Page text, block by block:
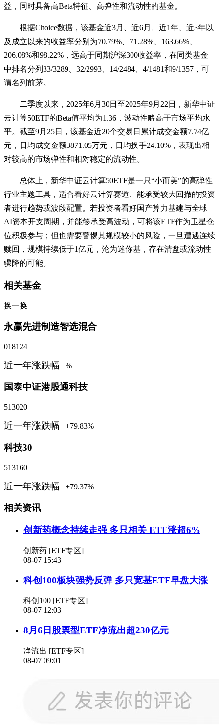
益，同时具备高Beta特征、高弹性和流动性的基金。
根据Choice数据，该基金近3月、近6月、近1年、近3年以
及成立以来的收益率分别为70.79%、71.28%、163.66%、
206.08%和98.22%，远高于同期沪深300收益率，在同类基金
中排名分列33/3289、32/2993、14/2484、4/1481和9/1357，可
谓名列前茅。
二季度以来，2025年6月30日至2025年9月22日，新华中证
云计算50ETF的Beta值平均为1.36，波动性略高于市场平均水
平。截至9月25日，该基金近20个交易日累计成交金额7.74亿
元，日均成交金额3871.05万元，日均换手24.10%，表现出相
对较高的市场弹性和相对稳定的流动性。
总体上，新华中证云计算50ETF是一只“小而美”的高弹性
行业主题工具，适合看好云计算赛道、能承受较大回撤的投资
者进行趋势或波段配置。若投资者看好国产算力基建与全球
AI资本开支周期，并能够承受高波动，可将该ETF作为卫星仓
位积极参与；但也需要警惕其规模较小的风险，一旦遭遇连续
赎回，规模持续低于1亿元，沦为迷你基，存在清盘或流动性
骤降的可能。
相关基金
换一换
永赢先进制造智选混合
018124
近一年涨跌幅 %
国泰中证港股通科技
513020
近一年涨跌幅 +79.83%
科技30
513160
近一年涨跌幅 +79.37%
相关资讯
创新药概念持续走强 多只相关 ETF涨超6%
创新药 [ETF专区]
08-07 15:43
科创100板块强势反弹 多只宽基ETF早盘大涨
科创100 [ETF专区]
08-07 12:03
8月6日股票型ETF净流出超230亿元
净流出 [ETF专区]
08-07 09:01